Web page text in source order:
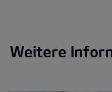
Weitere